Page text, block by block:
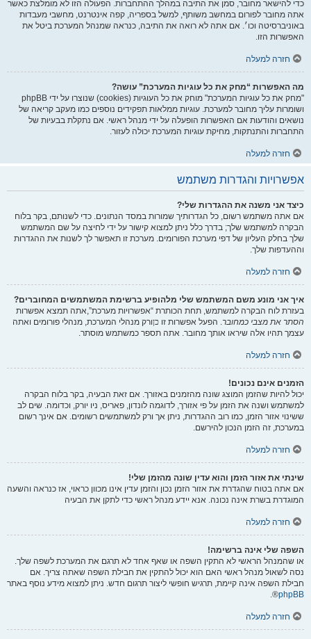
כדי להישאר מחובר, סמן את התיבה במהלך ההתחברות. הפעולה הזו לא מומלצת כאשר
אתה מחובר לפורום במחשב משותף, למשל בספריה, קפה אינטרנט, מחשבי מעבדות
באוניברסיטה וכו׳. אם אתה לא רואה את התיבה, כנראה שמנהל המערכת ביטל את
האפשרות הזו.
חזרה למעלה
מה האפשרות “מחק את כל עוגיות המערכת” עושה?
"מחק את כל עוגיות המערכת" מוחק את כל העוגיות (cookies) שנוצרו על ידי phpBB
ושומרות עליך מחובר למערכת. עוגיות ממלאות תפקידים נוספים כמו מעקב קריאה של
נושאים והודעות אם האפשרות הופעלה על ידי מנהל ראשי. אם נתקלת בבעיות של
התחברות והתנתקות, מחיקת עוגיות המערכת יכולה לעזור.
חזרה למעלה
אפשרויות והגדרות משתמש
כיצד אני משנה את ההגדרות שלי?
אם אתה משתמש רשום, כל הגדרותיך שמורות במסד הנתונים. כדי לשנותם, בקר בלוח
הבקרה למשתמש שלך; בדרך כלל ניתן למצוא קישור על ידי לחיצה על שם המשתמש
שלך בחלק העליון של דפי מערכת הפורומים. מערכת זו תאפשר לך לשנות את ההגדרות
וההעדפות שלך.
חזרה למעלה
איך אני מונע משם המשתמש שלי מלהופיע ברשימת המשתמשים המחוברים?
בעזרת לוח הבקרה למשתמש, תחת הכותרת “אפשרויות מערכת”,אתה תמצא אפשרות
הסתר את מצבי כמחובר. הפעל אפשרות זו כןורק מנהלי המערכת, מנהלי פורומים ואתה
עצמך תהיו אלה שיראו אותך מחובר. אתה תספר כמשתמש מוסתר.
חזרה למעלה
הזמנים אינם נכונים!
יכול להיות שהזמן המוצג שונה מהזמנים באזורך. אם זאת הבעיה, בקר בלוח הבקרה
למשתמש ושנה את הזמן על פי אזורך, לדוגמה לונדון, פאריס, ניו יורק, וכדומה. שים לב
ששינוי אזור הזמן, כמו רוב ההגדרות, ניתן אך ורק למשתמשים רשומים. אם אינך רשום
במערכת, זה הזמן הנכון להירשם.
חזרה למעלה
שינתי את אזור הזמן והוא עדין שונה מהזמן שלי!
אם אתה בטוח שהגדרת את אזור הזמן נכון והזמן עדין אינו מכוון כראוי, אז כנראה והשעה
המוגדרת בשרת אינה נכונה. אנא יידע מנהל ראשי כדי לתקן את הבעיה
חזרה למעלה
השפה שלי אינה ברשימה!
או שהמנהל הראשי לא התקין השפה או שאף אחד לא תרגם את המערכת לשפה שלך.
נסה לשאול מנהל ראשי האם הוא יכול להתקין את חבילת השפה שאתה צריך. אם
חבילת השפה אינה קיימת, תרגיש חופשי ליצור תרגום חדש. ניתן למצוא מידע נוסף באתר
phpBB
®.
חזרה למעלה